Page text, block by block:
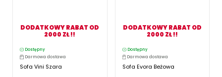
DODATKOWY RABAT OD
2000 ZŁ !!
Dostępny
Darmowa dostawa
Sofa Vini Szara
DODATKOWY RABAT OD
2000 ZŁ !!
Dostępny
Darmowa dostawa
Sofa Evora Beżowa